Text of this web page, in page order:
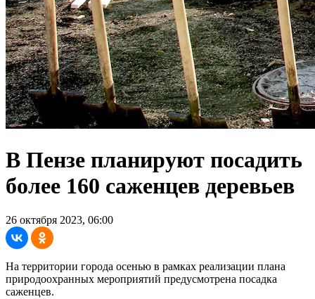
В Пензе планируют посадить
более 160 саженцев деревьев
26 октября 2023, 06:00
На территории города осенью в рамках реализации плана
природоохранных мероприятий предусмотрена посадка
саженцев.